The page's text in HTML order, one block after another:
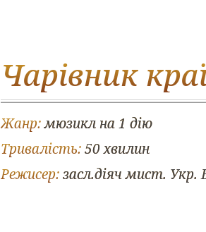
Чарівник
Жанр:мюзикл на 1 дію
Тривалість:50 хвилин
Режисер:засл.діяч мист. Укр.